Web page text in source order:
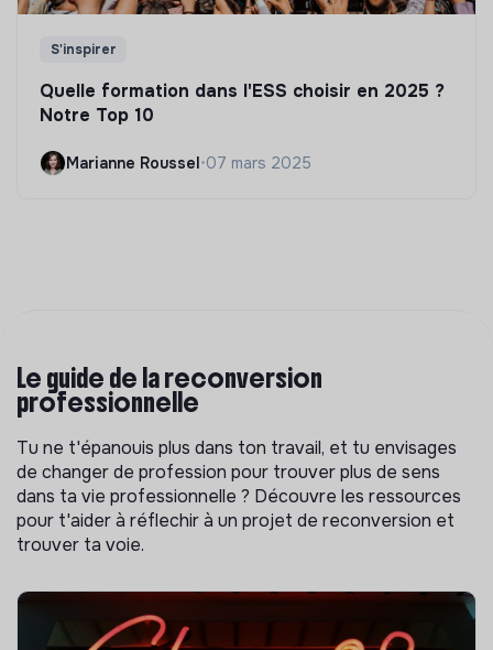
S'inspirer
Quelle formation dans l'ESS choisir en 2025 ?
Notre Top 10
Marianne Roussel•07 mars 2025
Le guide de la reconversion
professionnelle
Tu ne t'épanouis plus dans ton travail, et tu envisages
de changer de profession pour trouver plus de sens
dans ta vie professionnelle ? Découvre les ressources
pour t'aider à réflechir à un projet de reconversion et
trouver ta voie.